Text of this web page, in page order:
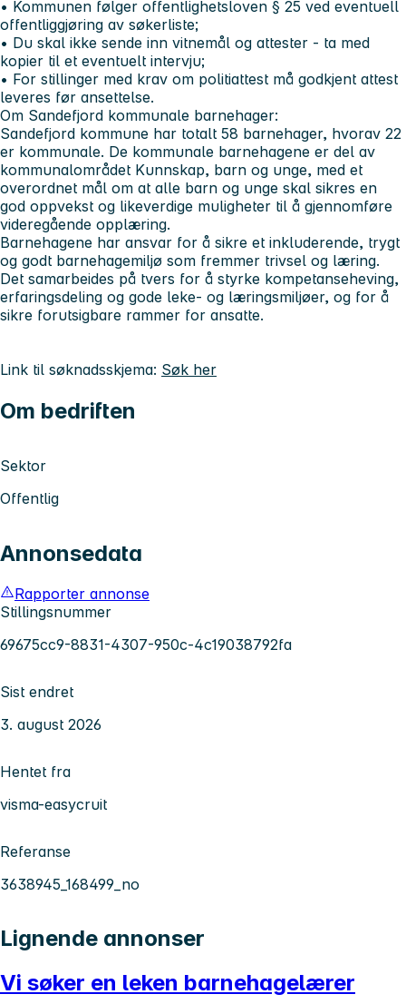
• Kommunen følger offentlighetsloven § 25 ved eventuell
offentliggjøring av søkerliste;
• Du skal ikke sende inn vitnemål og attester - ta med
kopier til et eventuelt intervju;
• For stillinger med krav om politiattest må godkjent attest
leveres før ansettelse.
Om Sandefjord kommunale barnehager:
Sandefjord kommune har totalt 58 barnehager, hvorav 22
er kommunale. De kommunale barnehagene er del av
kommunalområdet Kunnskap, barn og unge, med et
overordnet mål om at alle barn og unge skal sikres en
god oppvekst og likeverdige muligheter til å gjennomføre
videregående opplæring.
Barnehagene har ansvar for å sikre et inkluderende, trygt
og godt barnehagemiljø som fremmer trivsel og læring.
Det samarbeides på tvers for å styrke kompetanseheving,
erfaringsdeling og gode leke- og læringsmiljøer, og for å
sikre forutsigbare rammer for ansatte.
Link til søknadsskjema: Søk her
Om bedriften
Sektor
Offentlig
Annonsedata
Rapporter annonse
Stillingsnummer
69675cc9-8831-4307-950c-4c19038792fa
Sist endret
3. august 2026
Hentet fra
visma-easycruit
Referanse
3638945_168499_no
Lignende annonser
Vi søker en leken barnehagelærer